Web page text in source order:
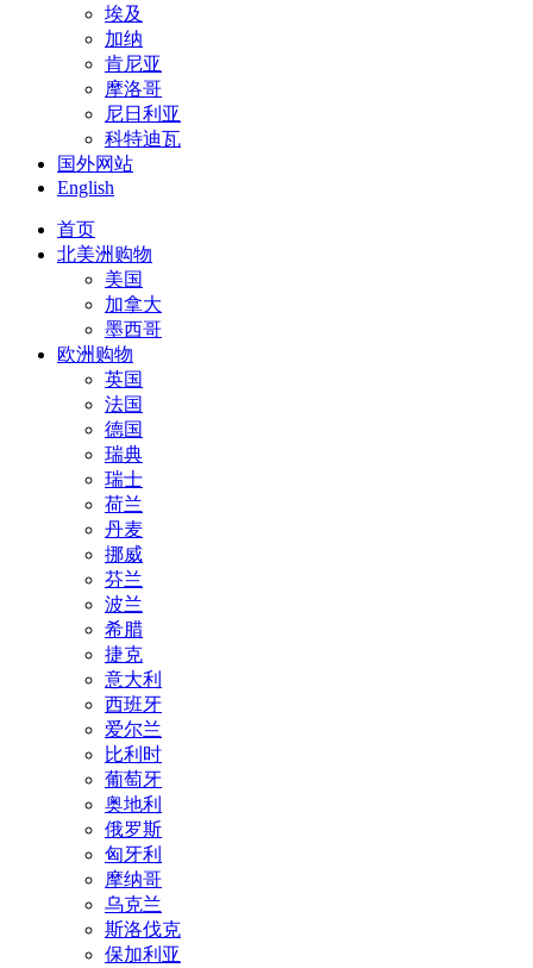
埃及
加纳
肯尼亚
摩洛哥
尼日利亚
科特迪瓦
国外网站
English
首页
北美洲购物
美国
加拿大
墨西哥
欧洲购物
英国
法国
德国
瑞典
瑞士
荷兰
丹麦
挪威
芬兰
波兰
希腊
捷克
意大利
西班牙
爱尔兰
比利时
葡萄牙
奥地利
俄罗斯
匈牙利
摩纳哥
乌克兰
斯洛伐克
保加利亚